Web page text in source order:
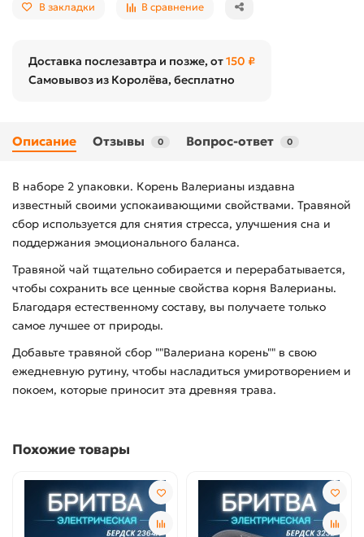
В закладки В сравнение
Доставка послезавтра и позже, от150 ₽
Самовывоз из Королёва, бесплатно
Описание Отзывы 0 Вопрос-ответ 0
В наборе 2 упаковки. Корень Валерианы издавна
известный своими успокаивающими свойствами. Травяной
сбор используется для снятия стресса, улучшения сна и
поддержания эмоционального баланса.
Травяной чай тщательно собирается и перерабатывается,
чтобы сохранить все ценные свойства корня Валерианы.
Благодаря естественному составу, вы получаете только
самое лучшее от природы.
Добавьте травяной сбор ""Валериана корень"" в свою
ежедневную рутину, чтобы насладиться умиротворением и
покоем, которые приносит эта древняя трава.
Похожие товары